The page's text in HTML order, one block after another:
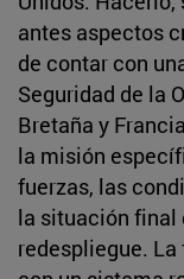
antes aspectos
de contar con
Seguridad de la
Bretaña y
la misión
fuerzas, las
la situación final
redespliegue.